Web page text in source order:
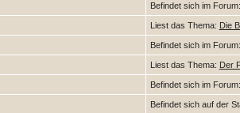
Befindet sich im
Liest das Thema: Die
Befindet sich im
Liest das Thema: Der
Befindet sich im
Befindet sich auf der